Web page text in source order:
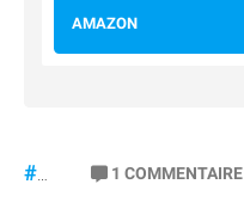
AMAZON
#Football
1 COMMENTAIRE